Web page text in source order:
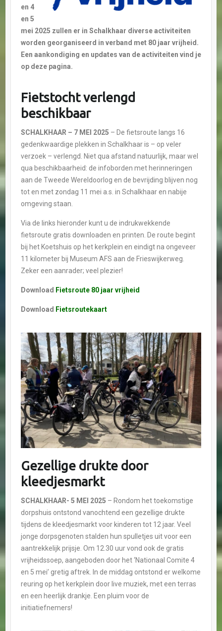
en 4
en 5
mei 2025 zullen er in Schalkhaar diverse activiteiten
worden georganiseerd in verband met 80 jaar vrijheid.
Een aankondiging en updates van de activiteiten vind je
op deze pagina.
Fietstocht verlengd
beschikbaar
SCHALKHAAR – 7 MEI 2025 – De fietsroute langs 16
gedenkwaardige plekken in Schalkhaar is – op veler
verzoek – verlengd. Niet qua afstand natuurlijk, maar wel
qua beschikbaarheid: de infoborden met herinneringen
aan de Tweede Wereldoorlog en de bevrijding blijven nog
tot en met zondag 11 mei a.s. in Schalkhaar en nabije
omgeving staan.
Via de links hieronder kunt u de indrukwekkende
fietsroute gratis downloaden en printen. De route begint
bij het Koetshuis op het kerkplein en eindigt na ongeveer
11 kilometer bij Museum AFS aan de Frieswijkerweg.
Zeker een aanrader; veel plezier!
Download Fietsroute 80 jaar vrijheid
Download Fietsroutekaart
Gezellige drukte door
kleedjesmarkt
SCHALKHAAR- 5 MEI 2025 – Rondom het toekomstige
dorpshuis ontstond vanochtend een gezellige drukte
tijdens de kleedjesmarkt voor kinderen tot 12 jaar. Veel
jonge dorpsgenoten stalden hun spulletjes uit voor een
aantrekkelijk prijsje. Om 12.30 uur vond ook de gratis
vrijheidssoep, aangeboden door het ‘Nationaal Comite 4
en 5 mei’ gretig aftrek. In de middag ontstond er welkome
reuring op het kerkplein door live muziek, met een terras
en een heerlijk drankje. Een pluim voor de
initiatiefnemers!